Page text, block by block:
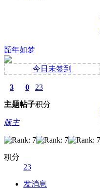
韶年如梦
今日未签到
3
主题
0
帖子
23
积分
版主
积分
23
发消息